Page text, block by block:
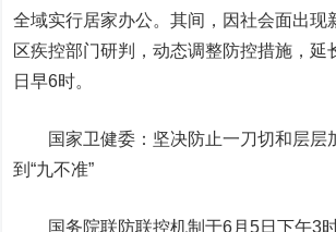
全域实行居家办公。其间，因社会面出现
区疾控部门研判，动态调整防控措施，延
日早6时。
国家卫健委：坚决防止一刀切和层层
到“九不准”
国务院联防联控机制于6月5日下午3